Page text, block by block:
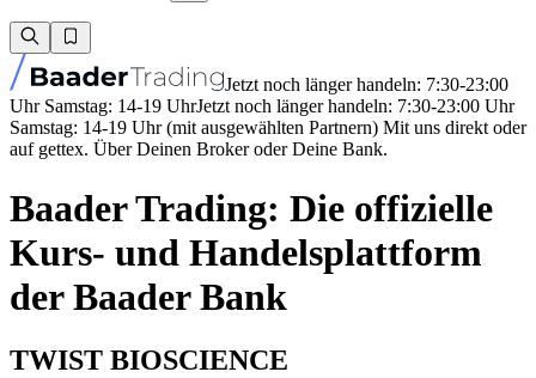
Jetzt noch länger handeln: 7:30-23:00
Uhr Samstag: 14-19 UhrJetzt noch länger handeln: 7:30-23:00 Uhr
Samstag: 14-19 Uhr (mit ausgewählten Partnern) Mit uns direkt oder
auf gettex. Über Deinen Broker oder Deine Bank.
Baader Trading: Die offizielle
Kurs- und Handelsplattform
der Baader Bank
TWIST BIOSCIENCE